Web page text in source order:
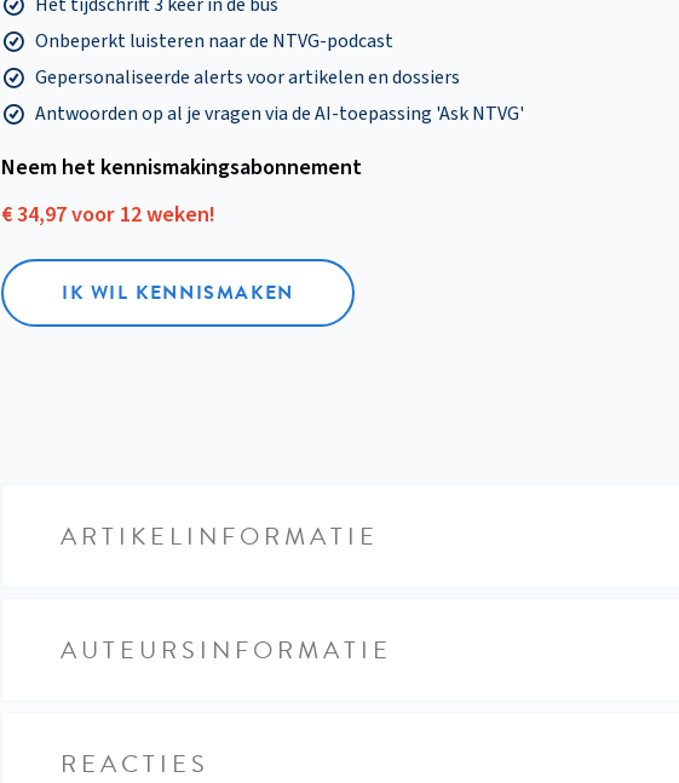
Onbeperkt luisteren naar de NTVG-podcast
Gepersonaliseerde alerts voor artikelen en dossiers
Antwoorden op al je vragen via de AI-toepassing 'Ask NTVG'
Neem het kennismakings­abonnement
€ 34,97 voor 12 weken!
IK WIL KENNISMAKEN
ARTIKELINFORMATIE
AUTEURSINFORMATIE
REACTIES